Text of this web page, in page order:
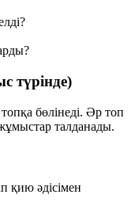
бөлінеді. Әр топ
талданады.
қию әдісімен